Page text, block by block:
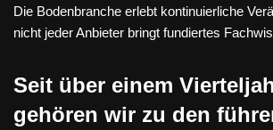
Die Bodenbranche erlebt kontinuierliche
nicht jeder Anbieter bringt fundiertes
Seit über einem
gehören wir zu den